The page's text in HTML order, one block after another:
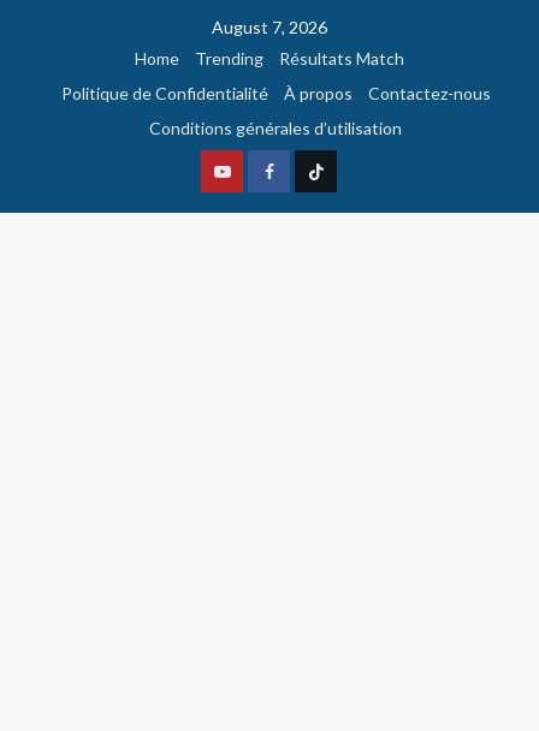
August 7, 2026
Home
Trending
Résultats Match
Politique de Confidentialité
À propos
Contactez-nous
Conditions générales d’utilisation